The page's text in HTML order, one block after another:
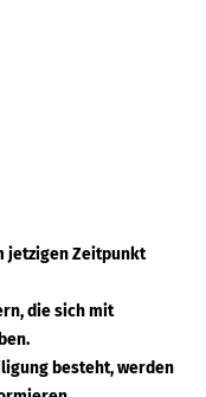
jetzigen Zeitpunkt
die sich mit
besteht, werden